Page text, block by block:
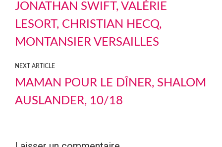
JONATHAN SWIFT, VALÉRIE
LESORT, CHRISTIAN HECQ,
MONTANSIER VERSAILLES
NEXT ARTICLE
MAMAN POUR LE DÎNER, SHALOM
AUSLANDER, 10/18